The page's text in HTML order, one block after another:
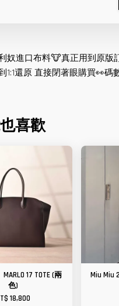
奴進口布料🐮真正用到原版
1:1還原 直接閉著眼購買👀碼
喜歡
MARLO 17 TOTE (兩
色)
18,800
Miu Miu